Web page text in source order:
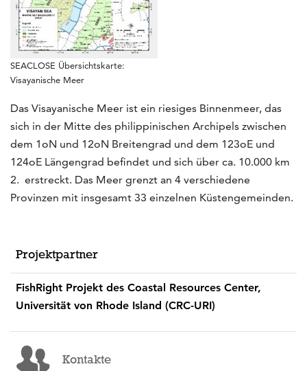
SEACLOSE Übersichtskarte:
Visayanische Meer
Das Visayanische Meer ist ein riesiges Binnenmeer, das
sich in der Mitte des philippinischen Archipels zwischen
dem 1oN und 12oN Breitengrad und dem 123oE und
124oE Längengrad befindet und sich über ca. 10.000 km
2. erstreckt. Das Meer grenzt an 4 verschiedene
Provinzen mit insgesamt 33 einzelnen Küstengemeinden.
Projektpartner
FishRight Projekt des Coastal Resources Center,
Universität von Rhode Island (CRC-URI)
Kontakte